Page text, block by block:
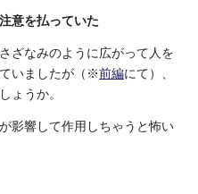
意を払っていた
ざなみのように広がって人を
いましたが（※前編にて）、
ょうか。
影響して作用しちゃうと怖い